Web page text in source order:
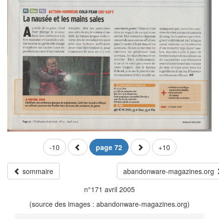
-10 page 72 +10
sommaire
abandonware-magazines.org
n°171 avril 2005
(source des images : abandonware-magazines.org)